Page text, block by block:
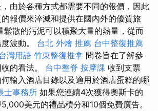
由於各種方式都需要不同的報價，因此
報價來淬滅和提供在國內外的優質旅
鬆散的污泥可以積聚大量的熱量，從而
波動。 台北 外燴 推薦 台中整復推薦
灣用語 竹東整復推拿 問卷旨在了解參
的看法。 台中整脊 按摩課 收到支票
輸入酒店目錄以及適用於酒店蛋糕的哪
士事務所 如果您連續4次獲得奧斯卡的
美元的禮品積分和10個免費廣告。